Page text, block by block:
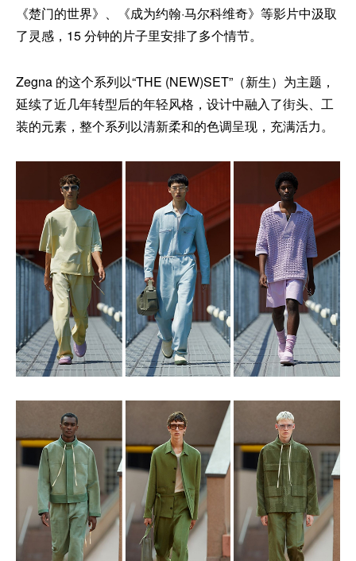
《楚门的世界》、《成为约翰·马尔科维奇》等影片中汲取
了灵感，15 分钟的片子里安排了多个情节。
Zegna 的这个系列以“THE (NEW)SET”（新生）为主题，
延续了近几年转型后的年轻风格，设计中融入了街头、工
装的元素，整个系列以清新柔和的色调呈现，充满活力。